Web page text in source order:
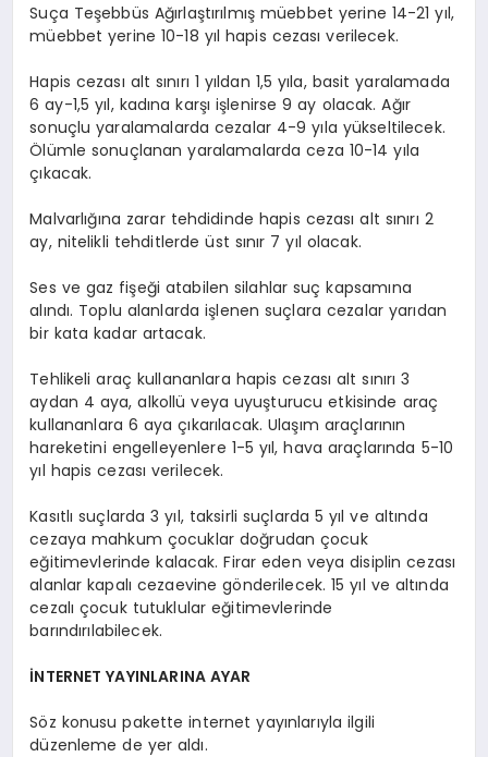
Suça Teşebbüs Ağırlaştırılmış müebbet yerine 14-21 yıl,
müebbet yerine 10-18 yıl hapis cezası verilecek.
Hapis cezası alt sınırı 1 yıldan 1,5 yıla, basit yaralamada
6 ay-1,5 yıl, kadına karşı işlenirse 9 ay olacak. Ağır
sonuçlu yaralamalarda cezalar 4-9 yıla yükseltilecek.
Ölümle sonuçlanan yaralamalarda ceza 10-14 yıla
çıkacak.
Malvarlığına zarar tehdidinde hapis cezası alt sınırı 2
ay, nitelikli tehditlerde üst sınır 7 yıl olacak.
Ses ve gaz fişeği atabilen silahlar suç kapsamına
alındı. Toplu alanlarda işlenen suçlara cezalar yarıdan
bir kata kadar artacak.
Tehlikeli araç kullananlara hapis cezası alt sınırı 3
aydan 4 aya, alkollü veya uyuşturucu etkisinde araç
kullananlara 6 aya çıkarılacak. Ulaşım araçlarının
hareketini engelleyenlere 1-5 yıl, hava araçlarında 5-10
yıl hapis cezası verilecek.
Kasıtlı suçlarda 3 yıl, taksirli suçlarda 5 yıl ve altında
cezaya mahkum çocuklar doğrudan çocuk
eğitimevlerinde kalacak. Firar eden veya disiplin cezası
alanlar kapalı cezaevine gönderilecek. 15 yıl ve altında
cezalı çocuk tutuklular eğitimevlerinde
barındırılabilecek.
İNTERNET YAYINLARINA AYAR
Söz konusu pakette internet yayınlarıyla ilgili
düzenleme de yer aldı.